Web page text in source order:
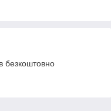
безкоштовно